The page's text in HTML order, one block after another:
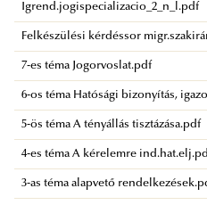
Igrend.jogispecializacio_2_n_l.pdf
Felkészülési kérdéssor
7-es téma Jogorvoslat.pdf
6-os téma Hatósági bizonyítás,
5-ös téma A tényállás tisztázása.pdf
4-es téma A kérelemre
3-as téma alapvető